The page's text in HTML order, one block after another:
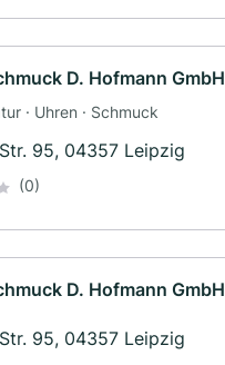
D. Hofmann GmbH
· Uhren · Schmuck
95, 04357 Leipzig
(0)
D. Hofmann GmbH
95, 04357 Leipzig